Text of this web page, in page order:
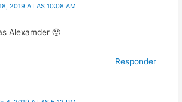
2019 A LAS 10:08 AM
Alexamder 🙂
Responder